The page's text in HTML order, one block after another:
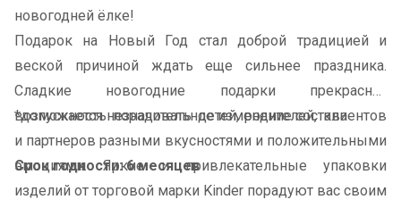
новогодней ёлке!
Подарок на Новый Год стал доброй традицией и
веской причиной ждать еще сильнее праздника.
Сладкие новогодние подарки прекрасная
возможность порадовать детей, родителей, клиентов
и партнеров разными вкусностями и положительными
эмоциями. Яркие и привлекательные упаковки
изделий от торговой марки Kinder порадуют вас своим
*допускается незначительное изменение состава
Срок годности: 6 месяцев